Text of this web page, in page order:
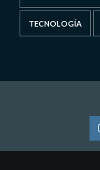
TECNOLOGÍA